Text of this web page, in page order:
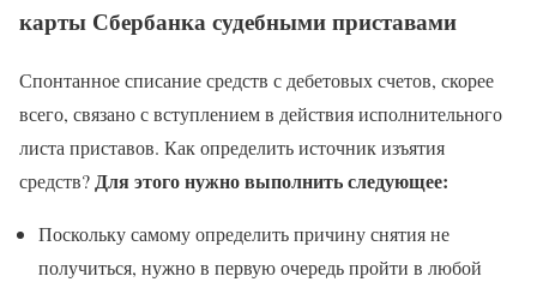
карты Сбербанка судебными приставами
Спонтанное списание средств с дебетовых счетов, скорее
всего, связано с вступлением в действия исполнительного
листа приставов. Как определить источник изъятия
средств? Для этого нужно выполнить следующее:
Поскольку самому определить причину снятия не
получиться, нужно в первую очередь пройти в любой